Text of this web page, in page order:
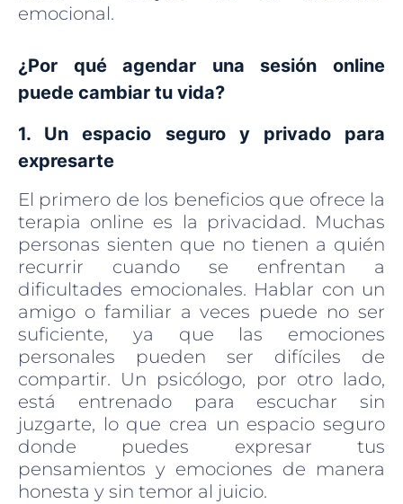
emocional.
¿Por qué agendar una sesión online
puede cambiar tu vida?
1. Un espacio seguro y privado para
expresarte
El primero de los beneficios que ofrece la
terapia online es la privacidad. Muchas
personas sienten que no tienen a quién
recurrir cuando se enfrentan a
dificultades emocionales. Hablar con un
amigo o familiar a veces puede no ser
suficiente, ya que las emociones
personales pueden ser difíciles de
compartir. Un psicólogo, por otro lado,
está entrenado para escuchar sin
juzgarte, lo que crea un espacio seguro
donde puedes expresar tus
pensamientos y emociones de manera
honesta y sin temor al juicio.